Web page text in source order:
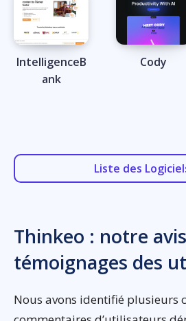
IntelligenceB
ank
Cody
Liste des
Thinkeo : notre
témoignages des
Nous avons identifié plusieurs